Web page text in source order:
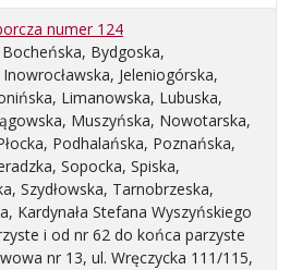
numer 124
Bydgoska,
Jeleniogórska,
Limanowska, Lubuska,
Muszyńska, Nowotarska,
Podhalańska, Poznańska,
Sopocka, Spiska,
Szydłowska, Tarnobrzeska,
Kardynała Stefana Wyszyńskiego
i od nr 62 do końca parzyste
nr 13, ul. Wręczycka 111/115,